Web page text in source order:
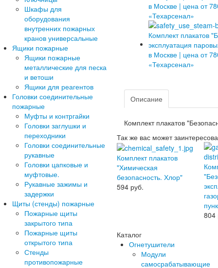
Шкафы для
оборудования
внутренних пожарных
кранов универсальные
Ящики пожарные
Ящики пожарные
металлические для песка
и ветоши
Ящики для реагентов
Головки соединительные
пожарные
Муфты и контргайки
Головки заглушки и
переходники
Головки соединительные
рукавные
Головки цапковые и
муфтовые.
Рукавные зажимы и
задержки
Щиты (стенды) пожарные
Пожарные щиты
закрытого типа
Пожарные щиты
открытого типа
Стенды
противопожарные
Описание
Комплект плакатов
Так же вас может
Комплект плакатов
"Химическая
безопасность. Хлор"
594 руб.
804
Каталог
Огнетушители
Модули
самосрабатывающие